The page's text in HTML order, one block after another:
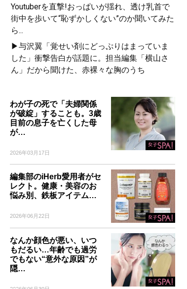
Youtuberを直撃!おっぱいが揺れ、透け乳首で
街中を歩いて“恥ずかしくない”のか聞いてみた
ら...
▶与沢翼「覚せい剤にどっぷりはまっていま
した」衝撃告白が話題に。担当編集「横山さ
ん」だから聞けた、赤裸々な胸のうち
わが子の死で「夫婦関係
が破綻」することも。3歳
目前の息子を亡くした母
が…
2026年03月17日
編集部のiHerb愛用者がセ
レクト。健康・美容のお
悩み別、鉄板アイテム…
2026年06月22日
なんか顔色が悪い、いつ
もだるい…年齢でも過労
でもない“意外な原因”が
隠…